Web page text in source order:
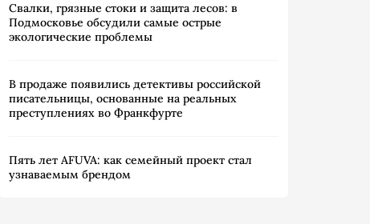
Свалки, грязные стоки и защита лесов: в
Подмосковье обсудили самые острые
экологические проблемы
В продаже появились детективы российской
писательницы, основанные на реальных
преступлениях во Франкфурте
Пять лет AFUVA: как семейный проект стал
узнаваемым брендом